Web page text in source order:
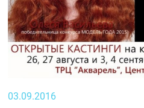
03.09.2016